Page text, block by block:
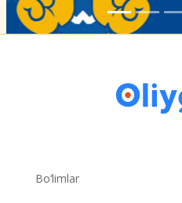
Bo‘limlar